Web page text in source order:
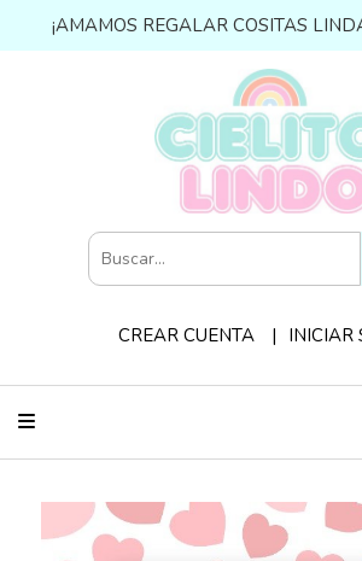
¡AMAMOS REGALAR COSITAS
CREAR CUENTA INICIAR